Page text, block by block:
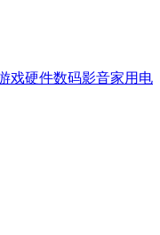
戏硬件数码影音家用电